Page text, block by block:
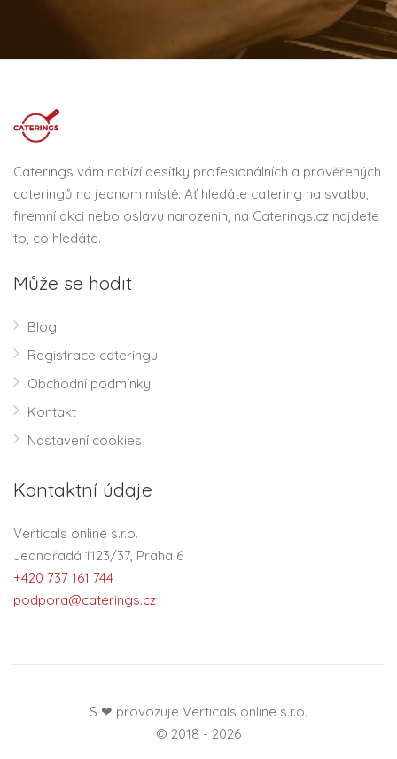
Caterings vám nabízí desítky profesionálních a prověřených
cateringů na jednom místě. Ať hledáte catering na svatbu,
firemní akci nebo oslavu narozenin, na Caterings.cz najdete
to, co hledáte.
Může se hodit
Blog
Registrace cateringu
Obchodní podmínky
Kontakt
Nastavení cookies
Kontaktní údaje
Verticals online s.r.o.
Jednořadá 1123/37, Praha 6
+420 737 161 744
podpora@caterings.cz
S ❤ provozuje Verticals online s.r.o.
© 2018 - 2026